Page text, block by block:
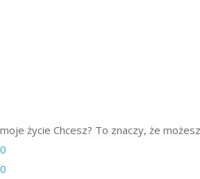
moje życie Chcesz? To znaczy, że
0
0